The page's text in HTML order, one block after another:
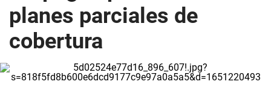
planes parciales de
cobertura